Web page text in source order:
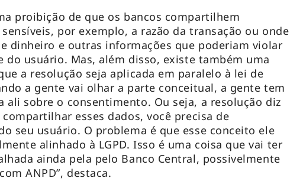
proibição de que os bancos compartilhem
por exemplo, a razão da transação ou onde
dinheiro e outras informações que poderiam violar
do usuário. Mas, além disso, existe também uma
a resolução seja aplicada em paralelo à lei de
a gente vai olhar a parte conceitual, a gente tem
ali sobre o consentimento. Ou seja, a resolução diz
esses dados, você precisa de
seu usuário. O problema é que esse conceito ele
alinhado à LGPD. Isso é uma coisa que vai ter
ainda pela pelo Banco Central, possivelmente
ANPD”, destaca.